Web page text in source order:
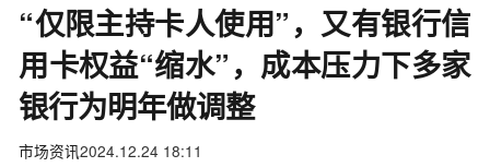
“仅限主持卡人使用”，又有银行信
用卡权益“缩水”，成本压力下多家
银行为明年做调整
市场资讯2024.12.24 18:11